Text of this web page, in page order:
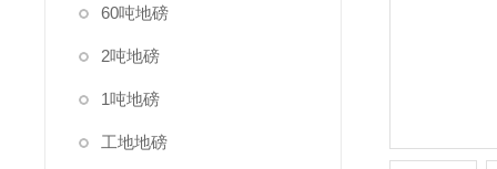
60吨地磅
2吨地磅
1吨地磅
工地地磅